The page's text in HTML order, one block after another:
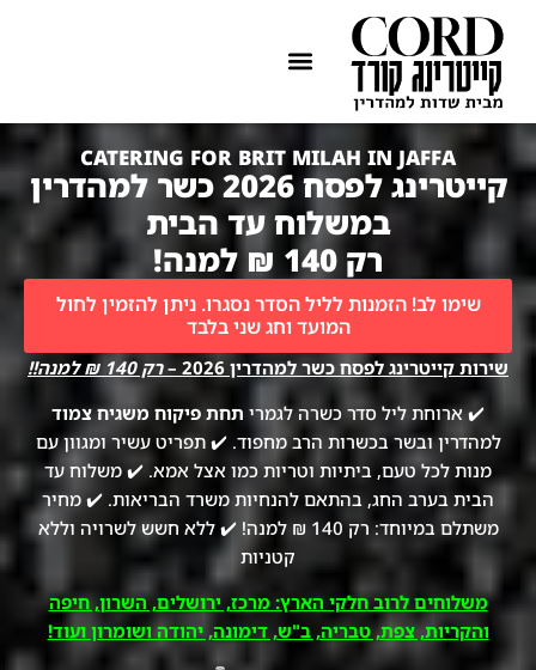
CATERING FOR BRIT MILAH IN JAFFA
קייטרינג לפסח 2026 כשר למהדרין
במשלוח עד הבית
רק 140 ₪ למנה!
שימו לב! הזמנות לליל הסדר נסגרו. ניתן להזמין לחול
המועד וחג שני בלבד
שירות קייטרינג לפסח כשר למהדרין 2026 –
רק 140 ₪ למנה!!
✔️ ארוחת ליל סדר כשרה לגמרי תחת פיקוח משגיח צמוד
למהדרין ובשר בכשרות הרב מחפוד. ✔️ תפריט עשיר ומגוון עם
מנות לכל טעם, ביתיות וטריות כמו אצל אמא. ✔️ משלוח עד
הבית בערב החג, בהתאם להנחיות משרד הבריאות. ✔️ מחיר
משתלם במיוחד: רק 140 ₪ למנה! ✔️ ללא חשש לשרויה וללא
קטניות
משלוחים לרוב חלקי הארץ: מרכז, ירושלים, השרון, חיפה
והקריות, צפת, טבריה, ב"ש, דימונה, יהודה ושומרון ועוד!